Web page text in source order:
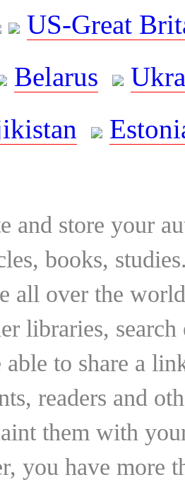
US-Great
Belarus
and store your
books,
all over the
libraries,
to share a
readers and
them with
you have more